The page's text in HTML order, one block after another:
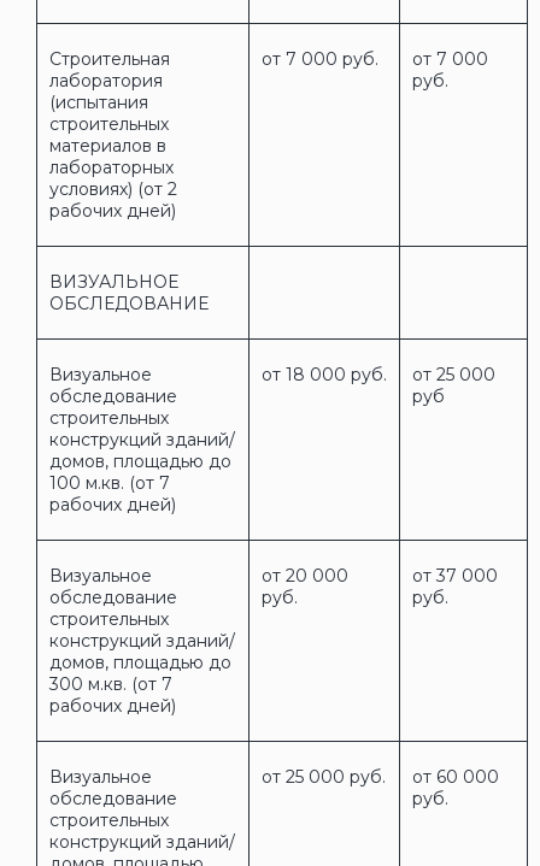
Строительная
лаборатория
(испытания
строительных
материалов в
лабораторных
условиях) (от 2
рабочих дней)
от 7 000 руб.
от 7 000
руб.
ВИЗУАЛЬНОЕ
ОБСЛЕДОВАНИЕ
Визуальное
обследование
строительных
конструкций зданий/
домов, площадью до
100 м.кв. (от 7
рабочих дней)
от 18 000 руб.
от 25 000
руб
Визуальное
обследование
строительных
конструкций зданий/
домов, площадью до
300 м.кв. (от 7
рабочих дней)
от 20 000
руб.
от 37 000
руб.
Визуальное
обследование
строительных
конструкций зданий/
от 25 000 руб.
от 60 000
руб.